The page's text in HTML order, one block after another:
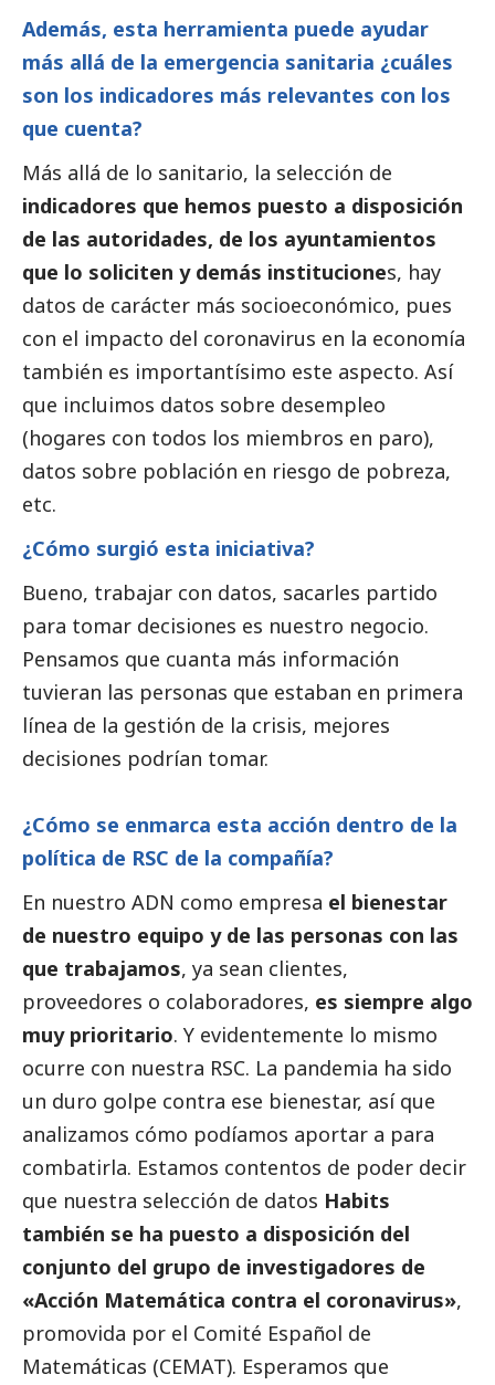
Además, esta herramienta puede ayudar
más allá de la emergencia sanitaria ¿cuáles
son los indicadores más relevantes con los
que cuenta?
Más allá de lo sanitario, la selección de
indicadores que hemos puesto a disposición
de las autoridades, de los ayuntamientos
que lo soliciten y demás instituciones, hay
datos de carácter más socioeconómico, pues
con el impacto del coronavirus en la economía
también es importantísimo este aspecto. Así
que incluimos datos sobre desempleo
(hogares con todos los miembros en paro),
datos sobre población en riesgo de pobreza,
etc.
¿Cómo surgió esta iniciativa?
Bueno, trabajar con datos, sacarles partido
para tomar decisiones es nuestro negocio.
Pensamos que cuanta más información
tuvieran las personas que estaban en primera
línea de la gestión de la crisis, mejores
decisiones podrían tomar.
¿Cómo se enmarca esta acción dentro de la
política de RSC de la compañía?
En nuestro ADN como empresa el bienestar
de nuestro equipo y de las personas con las
que trabajamos, ya sean clientes,
proveedores o colaboradores, es siempre algo
muy prioritario. Y evidentemente lo mismo
ocurre con nuestra RSC. La pandemia ha sido
un duro golpe contra ese bienestar, así que
analizamos cómo podíamos aportar a para
combatirla. Estamos contentos de poder decir
que nuestra selección de datos Habits
también se ha puesto a disposición del
conjunto del grupo de investigadores de
«Acción Matemática contra el coronavirus»,
promovida por el Comité Español de
Matemáticas (CEMAT). Esperamos que